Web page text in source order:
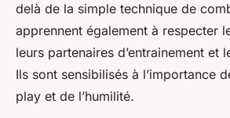
delà de la simple technique de
apprennent également à respecter
leurs partenaires d’entrainement et
Ils sont sensibilisés à l’importance
play et de l’humilité.